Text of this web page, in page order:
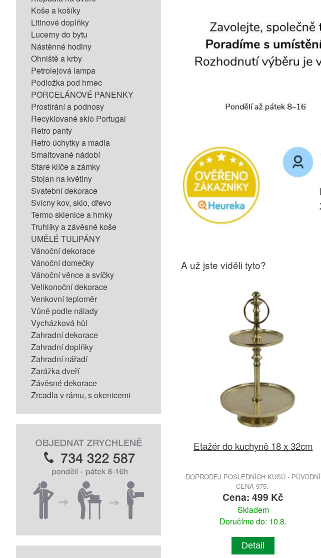
Koše a košíky
Litinové doplňky
Lucerny do bytu
Nástěnné hodiny
Ohniště a krby
Petrolejová lampa
Podložka pod hrnec
PORCELÁNOVÉ PANENKY
Prostírání a podnosy
Recyklované sklo Portugal
Retro panty
Retro úchytky a madla
Smaltované nádobí
Staré klíče a zámky
Stojan na květiny
Svatební dekorace
Svícny kov, sklo, dřevo
Termo sklenice a hrnky
Truhlíky a závěsné koše
UMĚLÉ TULIPÁNY
Vánoční dekorace
Vánoční domečky
Vánoční věnce a svíčky
Velikonoční dekorace
Venkovní teploměr
Vůně podle nálady
Vycházková hůl
Zahradní dekorace
Zahradní doplňky
Zahradní nářadí
Zarážka dveří
Závěsné dekorace
Zrcadla v rámu, s okenicemi
A už jste viděli tyto?
Etažér do kuchyně 18 x 32cm
DOPRODEJ POSLEDNÍCH KUSŮ - PŮVODNÍ
CENA 975.-
Cena: 499 Kč
Skladem
Doručíme do: 10.8.
Detail